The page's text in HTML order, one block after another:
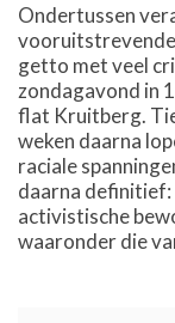
Ondertussen
getto met veel
zondagavond in
flat Kruitberg.
weken daarna
raciale
daarna
activistische
waaronder die